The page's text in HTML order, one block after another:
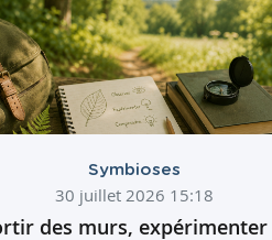
Symbioses
30 juillet 2026 15:18
des murs, expérimenter